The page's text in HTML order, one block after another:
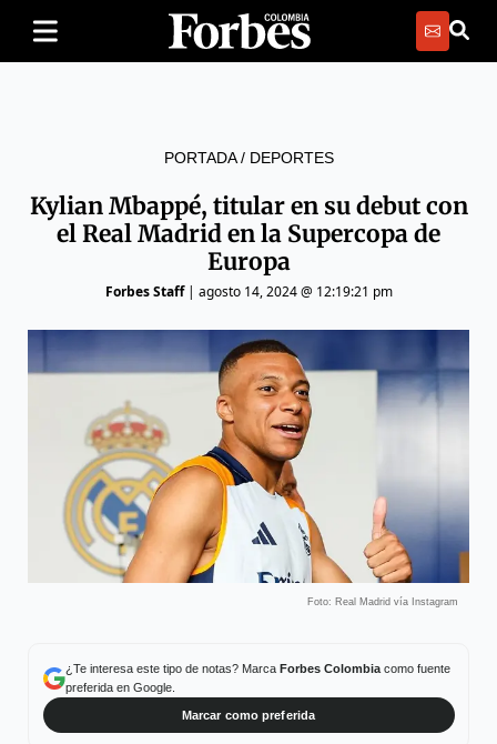
PORTADA/ DEPORTES
Kylian Mbappé, titular en su debut con
el Real Madrid en la Supercopa de
Europa
Forbes Staff| agosto 14, 2024 @ 12:19:21 pm
Foto: Real Madrid vía Instagram
¿Te interesa este tipo de notas? Marca Forbes Colombiacomo fuente
preferida en Google.
Marcar como preferida